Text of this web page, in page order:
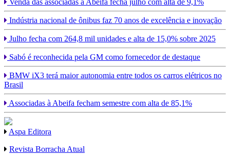
Venda das associadas à Abeifa fecha julho com alta de 9,1%
Indústria nacional de ônibus faz 70 anos de excelência e inovação
Julho fecha com 264,8 mil unidades e alta de 15,0% sobre 2025
Sabó é reconhecida pela GM como fornecedor de destaque
BMW iX3 terá maior autonomia entre todos os carros elétricos no
Brasil
Associadas à Abeifa fecham semestre com alta de 85,1%
Aspa Editora
Revista Borracha Atual